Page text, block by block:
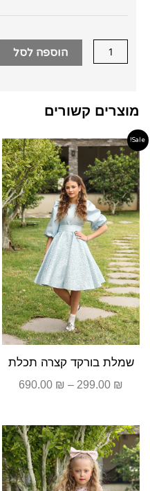
הוספה לסל
מוצרים קשורים
Sale!
שמלת בורקד קצרה תכלת
299.00 ₪
–
690.00 ₪
טווח
עד
טווח
עד